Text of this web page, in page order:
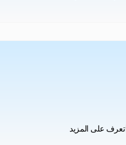
تعرف على المزيد